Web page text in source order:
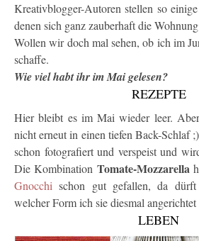
Kreativblogger-Autoren stellen so
denen sich ganz zauberhaft die
Wollen wir doch mal sehen, ob ich im
schaffe.
Wie viel habt ihr im Mai gelesen?
REZEPTE
Hier bleibt es im Mai wieder leer.
nicht erneut in einen tiefen Back-Schlaf
schon fotografiert und verspeist und
Die Kombination Tomate-Mozzarella
Gnocchi schon gut gefallen, da
welcher Form ich sie diesmal angerichtet
LEBEN